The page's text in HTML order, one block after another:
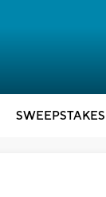
SWEEPSTAKES